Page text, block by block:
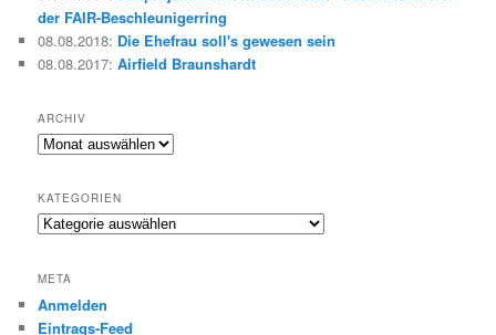
der FAIR-Beschleunigerring
08.08.2018: Die Ehefrau soll's gewesen sein
08.08.2017:Airfield Braunshardt
ARCHIV
Archiv
KATEGORIEN
Kategorien
META
Anmelden
Eintrags-Feed